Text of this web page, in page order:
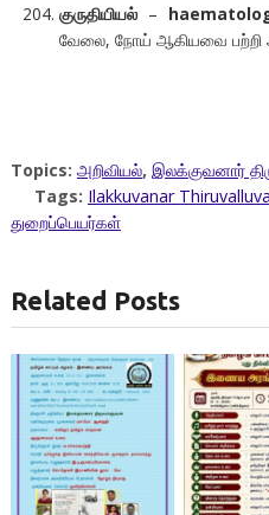
குருதியியல் –
வேலை, நோய் ஆகியவை பற்றி
Topics: அறிவியல், இலக்குவனார்
Tags: Ilakkuvanar
துறைப்பெயர்கள்
Related Posts